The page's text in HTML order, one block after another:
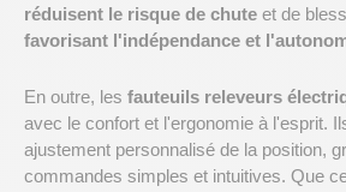
réduisent le risque de chute et de
favorisant l'indépendance et
En outre, les fauteuils releveurs
avec le confort et l'ergonomie à l'esprit.
ajustement personnalisé de la position,
commandes simples et intuitives. Que